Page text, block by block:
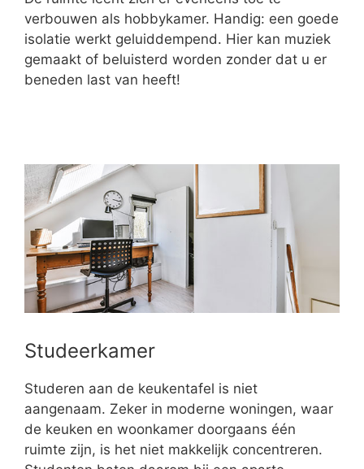
verbouwen als hobbykamer. Handig: een goede
isolatie werkt geluiddempend. Hier kan muziek
gemaakt of beluisterd worden zonder dat u er
beneden last van heeft!
Studeerkamer
Studeren aan de keukentafel is niet
aangenaam. Zeker in moderne woningen, waar
de keuken en woonkamer doorgaans één
ruimte zijn, is het niet makkelijk concentreren.